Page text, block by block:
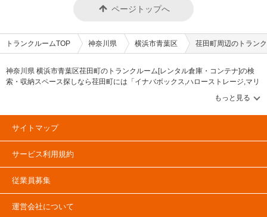
ページトップへ
トランクルームTOP 神奈川県 横浜市青葉区 荏田町周辺のトラン
神奈川県 横浜市青葉区荏田町のトランクルーム[レンタル倉庫・コンテナ]の検
索・収納スペース探しなら荏田町には「イナバボックス,ハローストレージ,マリ
ンボックス,加瀬のトランクルーム」等のブランドが掲載されています。借りた
い地域から探して、広さ・料金[賃料]・セキュリティ・空調完備・24時間出し入
れ可能などの希望条件で絞込み！豊富な物件数から様々な方法でご希望の収納
スペースを簡単に探せるトランクルーム情報サイトです。荏田町で気になるト
サイトマップ
サービス利用規約
従業員募集
運営会社について